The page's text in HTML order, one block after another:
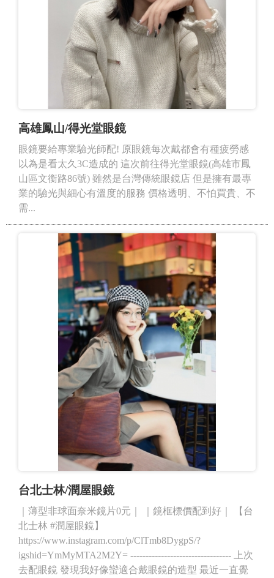
高雄鳳山/得光堂眼鏡
眼鏡要給專業驗光師配! 原眼鏡每次戴都會有種疲勞感
以為是看太久3C造成的 這次前往得光堂眼鏡(高雄市鳳
山區文衡路86號) 雖然是台灣傳統眼鏡店 但是擁有最專
業的驗光與細心有溫度的服務 價格透明、不怕買貴、不
需...
台北士林/潤屋眼鏡
｜薄型非球面奈米鏡片0元｜ ｜鏡框標價配到好｜ 【台
北士林 #潤屋眼鏡】
https://www.instagram.com/p/ClTmb8DygpS/?
igshid=YmMyMTA2M2Y= --------------------------------- 上次
去配眼鏡 發現我好像蠻適合戴眼鏡的造型 最近一直覺